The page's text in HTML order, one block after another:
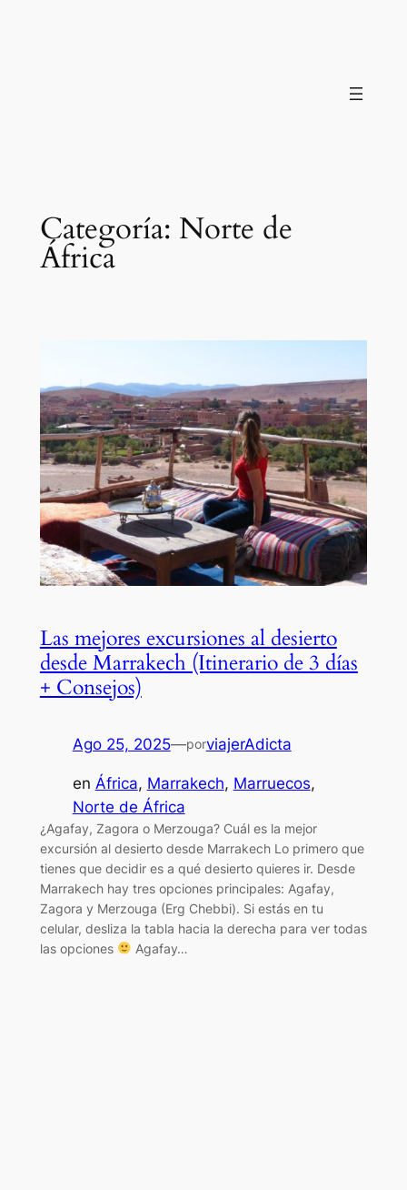
Categoría: Norte de
África
Las mejores excursiones al desierto
desde Marrakech (Itinerario de 3 días
+ Consejos)
Ago 25, 2025—porviajerAdicta
en África, Marrakech, Marruecos
Norte de África
¿Agafay, Zagora o Merzouga? Cuál es la mejor
excursión al desierto desde Marrakech Lo primero que
tienes que decidir es a qué desierto quieres ir. Desde
Marrakech hay tres opciones principales: Agafay,
Zagora y Merzouga (Erg Chebbi). Si estás en tu
celular, desliza la tabla hacia la derecha para ver todas
las opciones
Agafay…